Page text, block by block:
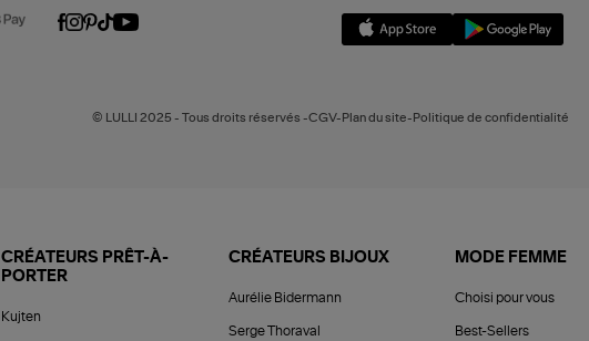
© LULLI 2025 - Tous droits réservés -CGV-Plan du site-Politique de confidentialité
CRÉATEURS PRÊT-À-
PORTER
Kujten
CRÉATEURS BIJOUX
Aurélie Bidermann
Serge Thoraval
MODE FEMME
Choisi pour vous
Best-Sellers